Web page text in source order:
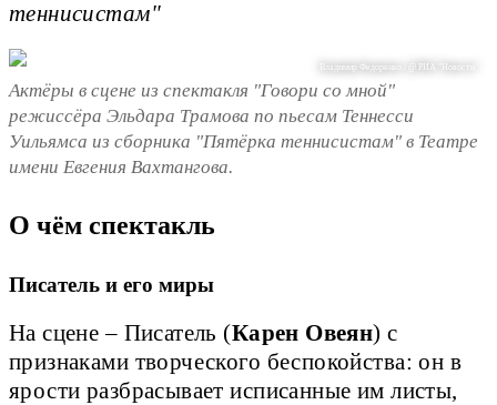
теннисистам"
Владимир Федоренко / @ РИА "Новости"
Актёры в сцене из спектакля "Говори со мной"
режиссёра Эльдара Трамова по пьесам Теннесси
Уильямса из сборника "Пятёрка теннисистам" в Театре
имени Евгения Вахтангова.
О чём спектакль
Писатель и его миры
На сцене – Писатель (Карен Овеян) с
признаками творческого беспокойства: он в
ярости разбрасывает исписанные им листы,